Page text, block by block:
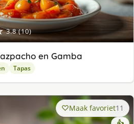
3.8 (10)
en Gamba
Tapas
Maak favoriet11